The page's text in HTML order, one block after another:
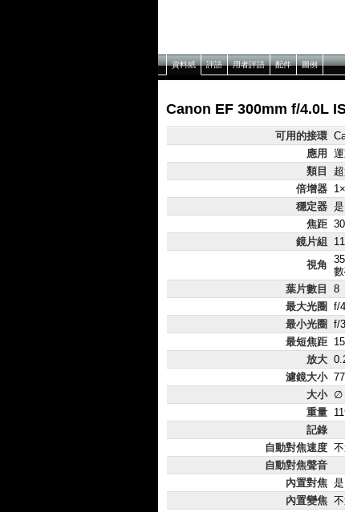
資料紙 評語 用者評語 配件 圖例
Canon EF 300mm f/4.0L
可用的接環
應用
類目
倍增器 1×
穩定器
焦距
鏡片組
視角
葉片數目
8
最大光圈
f/4
最小光圈
f/
最短焦距
放大
濾鏡大小
大小 ∅
重量
記錄
自動對焦速度
自動對焦聲音
內置對焦 是
內置變焦